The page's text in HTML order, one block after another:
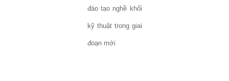
đào tạo nghề khối
kỹ thuật trong giai
đoạn mới